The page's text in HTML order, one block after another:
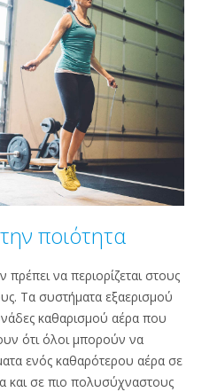
ποιότητα
να περιορίζεται στους
Τα συστήματα εξαερισμού
καθαρισμού αέρα που
ότι όλοι μπορούν να
ενός καθαρότερου αέρα σε
και σε πιο πολυσύχναστους